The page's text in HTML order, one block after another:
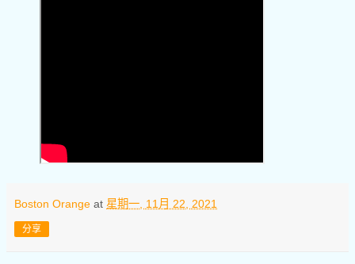
Boston Orange at 星期一, 11月 22, 2021
分享